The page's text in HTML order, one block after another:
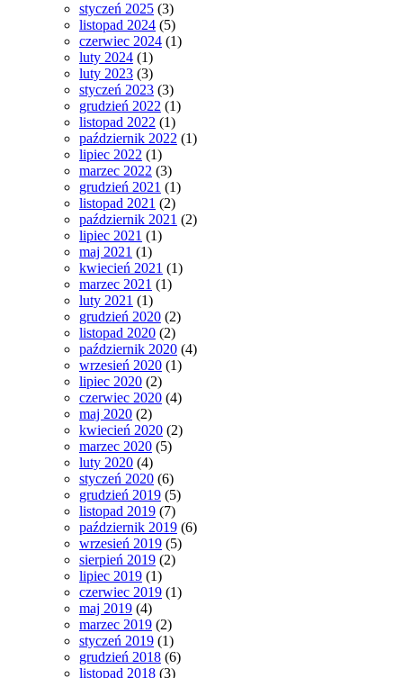
styczeń 2025 (3)
listopad 2024 (5)
czerwiec 2024 (1)
luty 2024 (1)
luty 2023 (3)
styczeń 2023 (3)
grudzień 2022 (1)
listopad 2022 (1)
październik 2022 (1)
lipiec 2022 (1)
marzec 2022 (3)
grudzień 2021 (1)
listopad 2021 (2)
październik 2021 (2)
lipiec 2021 (1)
maj 2021 (1)
kwiecień 2021 (1)
marzec 2021 (1)
luty 2021 (1)
grudzień 2020 (2)
listopad 2020 (2)
październik 2020 (4)
wrzesień 2020 (1)
lipiec 2020 (2)
czerwiec 2020 (4)
maj 2020 (2)
kwiecień 2020 (2)
marzec 2020 (5)
luty 2020 (4)
styczeń 2020 (6)
grudzień 2019 (5)
listopad 2019 (7)
październik 2019 (6)
wrzesień 2019 (5)
sierpień 2019 (2)
lipiec 2019 (1)
czerwiec 2019 (1)
maj 2019 (4)
marzec 2019 (2)
styczeń 2019 (1)
grudzień 2018 (6)
listopad 2018 (3)